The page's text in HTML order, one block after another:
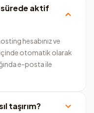
sürede aktif
hesabınız ve
içinde otomatik olarak
e-posta ile
taşırım?